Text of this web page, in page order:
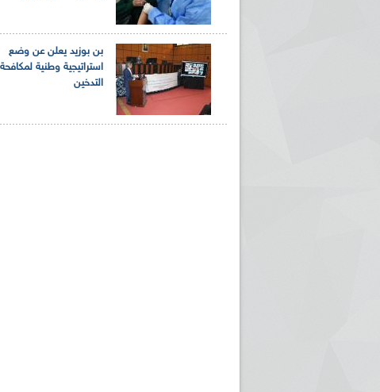
بن بوزيد يعلن عن وضع
استراتيجية وطنية
التدخين